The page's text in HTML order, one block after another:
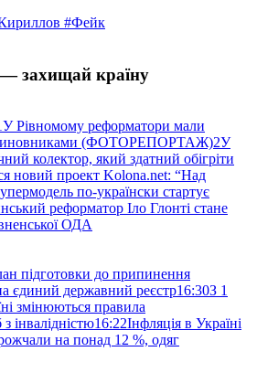
#Фейк
захищай країну
У Рівномому реформатори мали
чиновниками (ФОТОРЕПОРТАЖ)2У
колектор, який здатний обігріти
новий проект Kolona.net: “Над
по-українски стартує
реформатор Іло Глонті стане
ОДА
підготовки до припинення
єдиний державний реєстр16:30З 1
змінюються правила
інвалідністю16:22Інфляція в Україні
на понад 12 %, одяг